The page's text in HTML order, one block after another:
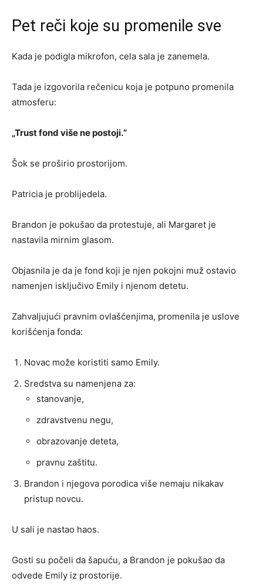
Pet reči koje su promenile sve
Kada je podigla mikrofon, cela sala je zanemela.
Tada je izgovorila rečenicu koja je potpuno promenila
atmosferu:
„Trust fond više ne postoji.“
Šok se proširio prostorijom.
Patricia je problijedela.
Brandon je pokušao da protestuje, ali Margaret je
nastavila mirnim glasom.
Objasnila je da je fond koji je njen pokojni muž ostavio
namenjen isključivo Emily i njenom detetu.
Zahvaljujući pravnim ovlašćenjima, promenila je uslove
korišćenja fonda:
Novac može koristiti samo Emily.
Sredstva su namenjena za:
stanovanje,
zdravstvenu negu,
obrazovanje deteta,
pravnu zaštitu.
Brandon i njegova porodica više nemaju nikakav
pristup novcu.
U sali je nastao haos.
Gosti su počeli da šapuću, a Brandon je pokušao da
odvede Emily iz prostorije.